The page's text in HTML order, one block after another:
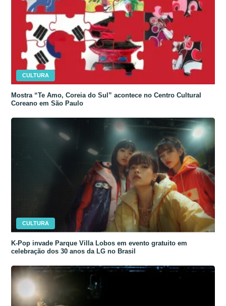
CULTURA
Mostra “Te Amo, Coreia do Sul” acontece no Centro Cultural
Coreano em São Paulo
CULTURA
K-Pop invade Parque Villa Lobos em evento gratuito em
celebração dos 30 anos da LG no Brasil